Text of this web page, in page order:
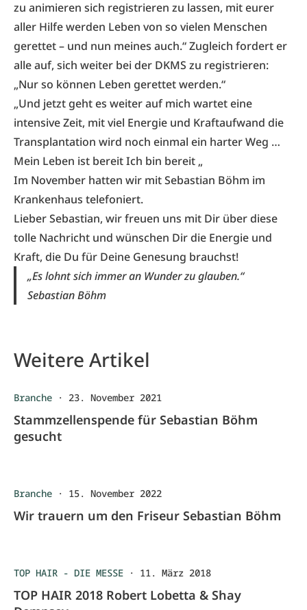
zu animieren sich registrieren zu lassen, mit eurer
aller Hilfe werden Leben von so vielen Menschen
gerettet – und nun meines auch.“ Zugleich fordert er
alle auf, sich weiter bei der DKMS zu registrieren:
„Nur so können Leben gerettet werden.“
„Und jetzt geht es weiter auf mich wartet eine
intensive Zeit, mit viel Energie und Kraftaufwand die
Transplantation wird noch einmal ein harter Weg …
Mein Leben ist bereit Ich bin bereit „
Im November hatten wir mitSebastian Böhm im
Krankenhaus telefoniert.
Lieber Sebastian, wir freuen uns mit Dir über diese
tolle Nachricht und wünschen Dir die Energie und
Kraft, die Du für Deine Genesung brauchst!
„Es lohnt sich immer an Wunder zu glauben.“
Sebastian Böhm
Weitere Artikel
Branche · 23. November 2021
Stammzellenspende für Sebastian Böhm
gesucht
Branche · 15. November 2022
Wir trauern um den Friseur Sebastian Böhm
TOP HAIR - DIE MESSE · 11. März 2018
TOP HAIR 2018 Robert Lobetta & Shay